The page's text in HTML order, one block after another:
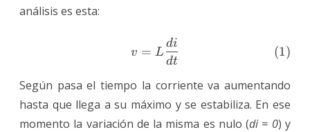
análisis es esta:
\tag{1} v=L\frac{di}{dt}
v = L
dt
di
(1 )
Según pasa el tiempo la corriente va aumentando
hasta que llega a su máximo y se estabiliza. En ese
momento la variación de la misma es nulo (di = 0) y